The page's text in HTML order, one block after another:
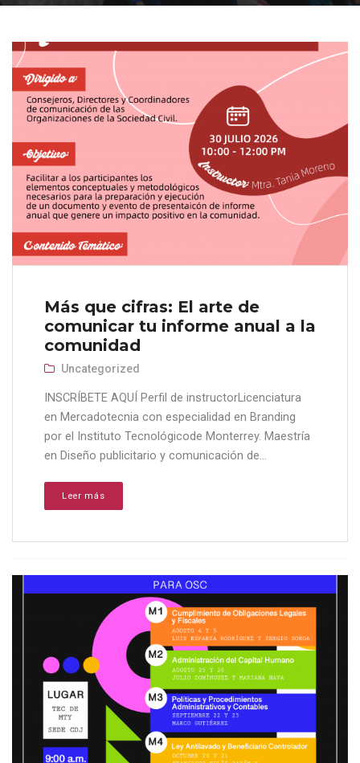
Más que cifras: El arte de
comunicar tu informe anual a la
comunidad
Uncategorized
INSCRÍBETE AQUÍ Perfil de instructorLicenciatura
en Mercadotecnia con especialidad en Branding
por el Instituto Tecnológicode Monterrey. Maestría
en Diseño publicitario y comunicación de...
Leer más